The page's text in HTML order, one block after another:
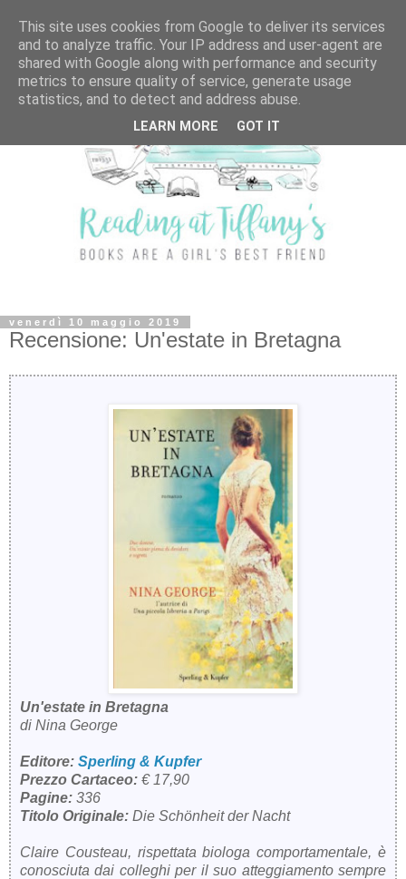
venerdì 10 maggio 2019
Recensione: Un'estate in Bretagna
Un'estate in Bretagna
di Nina George
Editore: Sperling & Kupfer
Prezzo Cartaceo: € 17,90
Pagine: 336
Titolo Originale: Die Schönheit der Nacht
Claire Cousteau, rispettata biologa comportamentale, è
conosciuta dai colleghi per il suo atteggiamento sempre
This site uses cookies from Google to deliver its services
and to analyze traffic. Your IP address and user-agent are
shared with Google along with performance and security
metrics to ensure quality of service, generate usage
statistics, and to detect and address abuse.
LEARN MORE GOT IT